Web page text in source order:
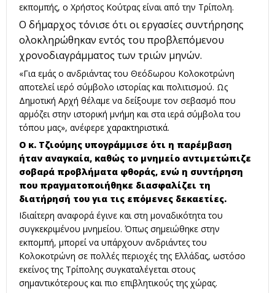
εκπομπής, ο Χρήστος Κούτρας είναι από την Τρίπολη.
Ο δήμαρχος τόνισε ότι οι εργασίες συντήρησης
ολοκληρώθηκαν εντός του προβλεπόμενου
χρονοδιαγράμματος των τριών μηνών.
«Για εμάς ο ανδριάντας του Θεόδωρου Κολοκοτρώνη
αποτελεί ιερό σύμβολο ιστορίας και πολιτισμού. Ως
Δημοτική Αρχή θέλαμε να δείξουμε τον σεβασμό που
αρμόζει στην ιστορική μνήμη και στα ιερά σύμβολα του
τόπου μας», ανέφερε χαρακτηριστικά.
Ο κ. Τζιούμης υπογράμμισε ότι η παρέμβαση
ήταν αναγκαία, καθώς το μνημείο αντιμετώπιζε
σοβαρά προβλήματα φθοράς, ενώ η συντήρηση
που πραγματοποιήθηκε διασφαλίζει τη
διατήρησή του για τις επόμενες δεκαετίες.
Ιδιαίτερη αναφορά έγινε και στη μοναδικότητα του
συγκεκριμένου μνημείου. Όπως σημειώθηκε στην
εκπομπή, μπορεί να υπάρχουν ανδριάντες του
Κολοκοτρώνη σε πολλές περιοχές της Ελλάδας, ωστόσο
εκείνος της Τρίπολης συγκαταλέγεται στους
σημαντικότερους και πιο επιβλητικούς της χώρας.